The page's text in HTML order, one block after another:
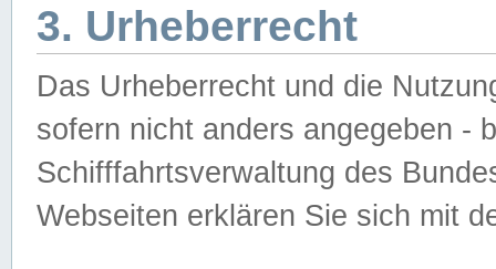
3. Urheberrecht
Das Urheberrecht und die
sofern nicht anders angegeben -
Schifffahrtsverwaltung des
Webseiten erklären Sie sich mit